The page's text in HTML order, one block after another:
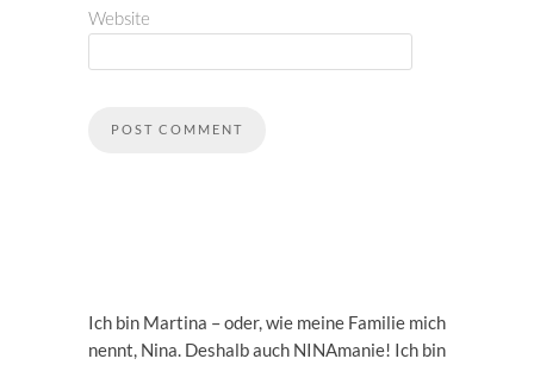
Website
Ich bin Martina – oder, wie meine Familie mich
nennt, Nina. Deshalb auch NINAmanie! Ich bin